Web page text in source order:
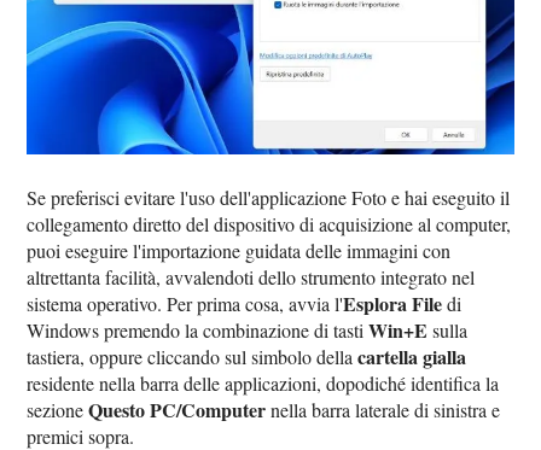
Se preferisci evitare l'uso dell'applicazione Foto e hai eseguito il
collegamento diretto del dispositivo di acquisizione al computer,
puoi eseguire l'importazione guidata delle immagini con
altrettanta facilità, avvalendoti dello strumento integrato nel
sistema operativo. Per prima cosa, avvia l'Esplora Filedi
Windows premendo la combinazione di tastiWin+E sulla
tastiera, oppure cliccando sul simbolo dellacartella gialla
residente nella barra delle applicazioni, dopodiché identifica la
sezioneQuesto PC/Computernella barra laterale di sinistra e
premici sopra.